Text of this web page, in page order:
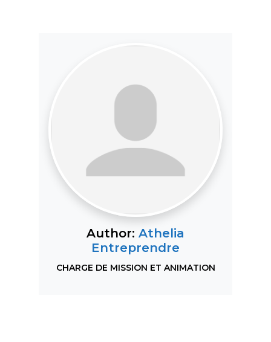
Author: Athelia
Entreprendre
CHARGE DE MISSION ET ANIMATION